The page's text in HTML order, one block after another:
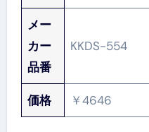
メー
カー
品番
KKDS-554
価格 ￥4646